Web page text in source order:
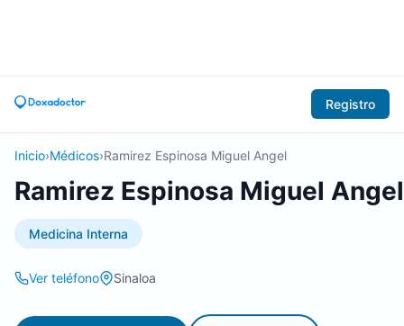
Registro
Inicio›Médicos›Ramirez Espinosa Miguel Angel
Ramirez Espinosa Miguel Angel
Medicina Interna
Ver teléfono Sinaloa